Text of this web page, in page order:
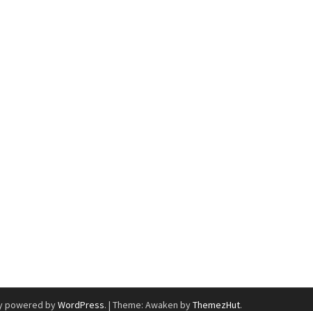
powered byWordPress. | Theme: Awaken byThemezHut.